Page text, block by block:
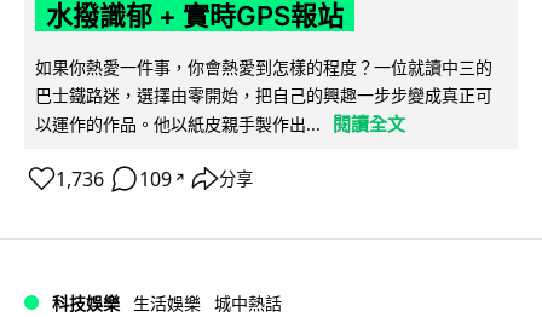
水撥識郁 + 實時GPS報站
如果你熱愛一件事，你會熱愛到怎樣的程度？一位就讀中三的
巴士鐵路迷，選擇由零開始，把自己的興趣一步步變成真正可
以運作的作品。他以紙皮親手製作出...
閱讀全文
1,736 109 ↗ 分享
科技娛樂 生活娛樂 城中熱話